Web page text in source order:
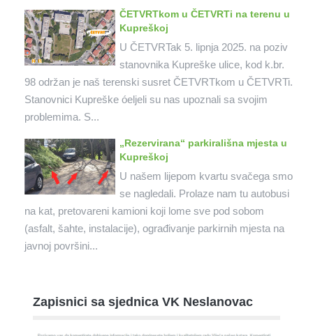
ČETVRTkom u ČETVRTi na terenu u
Kupreškoj
U ČETVRTak 5. lipnja 2025. na poziv
stanovnika Kupreške ulice, kod k.br.
98 održan je naš terenski susret ČETVRTkom u ČETVRTi.
Stanovnici Kupreške óeljeli su nas upoznali sa svojim
problemima. S...
„Rezervirana“ parkirališna mjesta u
Kupreškoj
U našem lijepom kvartu svačega smo
se nagledali. Prolaze nam tu autobusi
na kat, pretovareni kamioni koji lome sve pod sobom
(asfalt, šahte, instalacije), ograđivanje parkirnih mjesta na
javnoj površini...
Zapisnici sa sjednica VK Neslanovac